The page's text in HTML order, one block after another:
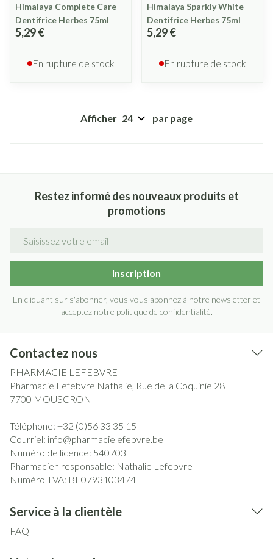
Himalaya Complete Care
Dentifrice Herbes 75ml
5,29 €
En rupture de stock
Himalaya Sparkly White
Dentifrice Herbes 75ml
5,29 €
En rupture de stock
Afficher par page
Restez informé des nouveaux produits et
promotions
Inscription
En cliquant sur s'abonner, vous vous abonnez à notre newsletter et
acceptez notre politique de confidentialité.
Contactez nous
PHARMACIE LEFEBVRE
Pharmacie Lefebvre Nathalie, Rue de la Coquinie 28
7700 MOUSCRON
Téléphone: +32 (0)56 33 35 15
Courriel: info@pharmacielefebvre.be
Numéro de licence: 540703
Pharmacien responsable: Nathalie Lefebvre
Numéro TVA: BE0793103474
Service à la clientèle
FAQ